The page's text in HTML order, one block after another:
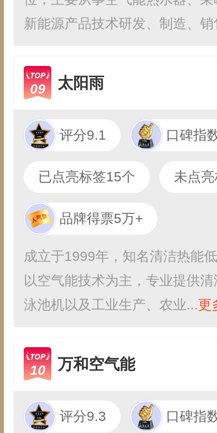
新能源产品技术研发、制造、
09 太阳雨
评分9.1 口碑指
已点亮标签15个 未点
品牌得票5万+
成立于1999年，知名清洁热能
以空气能技术为主，专业提供
泳池机以及工业生产、农业...更
10 万和空气能
评分9.3 口碑指